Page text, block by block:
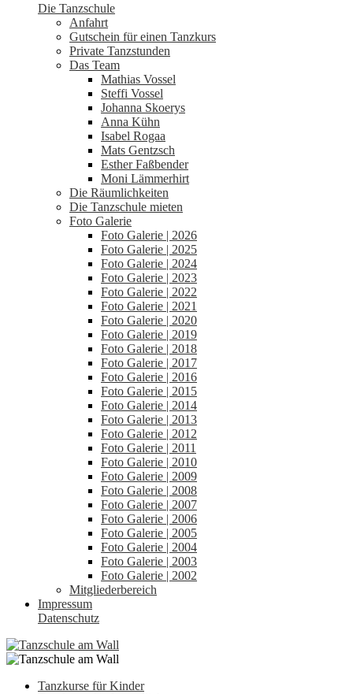
Die Tanzschule
Anfahrt
Gutschein für einen Tanzkurs
Private Tanzstunden
Das Team
Mathias Vossel
Steffi Vossel
Johanna Skoerys
Anna Kühn
Isabel Rogaa
Mats Gentzsch
Esther Faßbender
Moni Lämmerhirt
Die Räumlichkeiten
Die Tanzschule mieten
Foto Galerie
Foto Galerie | 2026
Foto Galerie | 2025
Foto Galerie | 2024
Foto Galerie | 2023
Foto Galerie | 2022
Foto Galerie | 2021
Foto Galerie | 2020
Foto Galerie | 2019
Foto Galerie | 2018
Foto Galerie | 2017
Foto Galerie | 2016
Foto Galerie | 2015
Foto Galerie | 2014
Foto Galerie | 2013
Foto Galerie | 2012
Foto Galerie | 2011
Foto Galerie | 2010
Foto Galerie | 2009
Foto Galerie | 2008
Foto Galerie | 2007
Foto Galerie | 2006
Foto Galerie | 2005
Foto Galerie | 2004
Foto Galerie | 2003
Foto Galerie | 2002
Mitgliederbereich
Impressum
Datenschutz
Tanzkurse für Kinder